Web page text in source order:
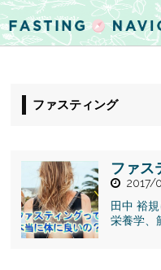
ファスティング
ファス
田中 裕
栄養学、